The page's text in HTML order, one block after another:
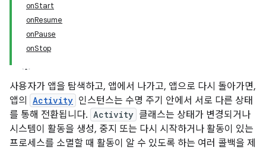
onStart
onResume
onPause
onStop
사용자가 앱을 탐색하고, 앱에서 나가고, 앱으로 다시 돌아가면,
앱의
Activity 인스턴스는 수명 주기 안에서 서로 다른 상태
를 통해 전환됩니다. Activity 클래스는 상태가 변경되거나
시스템이 활동을 생성, 중지 또는 다시 시작하거나 활동이 있는
프로세스를 소멸할 때 활동이 알 수 있도록 하는 여러 콜백을 제